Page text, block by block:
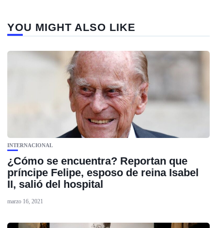
YOU MIGHT ALSO LIKE
INTERNACIONAL
¿Cómo se encuentra? Reportan que
príncipe Felipe, esposo de reina Isabel
II, salió del hospital
marzo 16, 2021